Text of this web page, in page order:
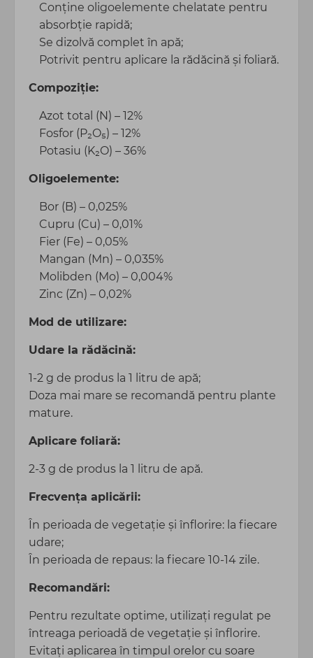
Conține oligoelemente chelatate pentru
absorbție rapidă;
Se dizolvă complet în apă;
Potrivit pentru aplicare la rădăcină și foliară.
Compoziție:
Azot total (N) – 12%
Fosfor (P₂O₅) – 12%
Potasiu (K₂O) – 36%
Oligoelemente:
Bor (B) – 0,025%
Cupru (Cu) – 0,01%
Fier (Fe) – 0,05%
Mangan (Mn) – 0,035%
Molibden (Mo) – 0,004%
Zinc (Zn) – 0,02%
Mod de utilizare:
Udare la rădăcină:
1-2 g de produs la 1 litru de apă;
Doza mai mare se recomandă pentru plante
mature.
Aplicare foliară:
2-3 g de produs la 1 litru de apă.
Frecvența aplicării:
În perioada de vegetație și înflorire: la fiecare
udare;
În perioada de repaus: la fiecare 10-14 zile.
Recomandări:
Pentru rezultate optime, utilizați regulat pe
întreaga perioadă de vegetație și înflorire.
Evitați aplicarea în timpul orelor cu soare